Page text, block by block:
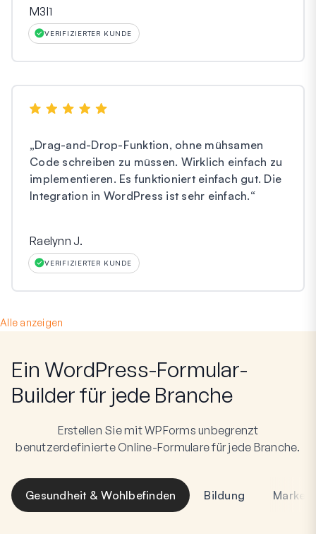
M3l1
VERIFIZIERTER KUNDE
„Drag-and-Drop-Funktion, ohne mühsamen
Code schreiben zu müssen. Wirklich einfach zu
implementieren. Es funktioniert einfach gut. Die
Integration in WordPress ist sehr einfach.“
Raelynn J.
VERIFIZIERTER KUNDE
Alle anzeigen
Ein WordPress-Formular-
Builder für jede Branche
Erstellen Sie mit WPForms unbegrenzt
benutzerdefinierte Online-Formulare für jede Branche.
Gesundheit & Wohlbefinden Bildung